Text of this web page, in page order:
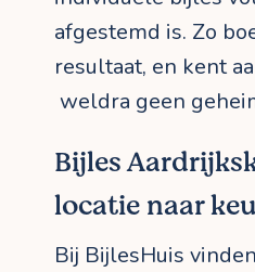
afgestemd is. Zo
resultaat, en kent
weldra geen
Bijles
locatie naar
Bij BijlesHuis